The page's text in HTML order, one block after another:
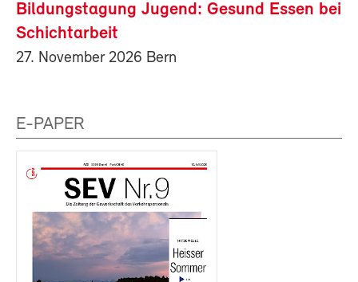
Bildungstagung Jugend: Gesund Essen bei
Schichtarbeit
27. November 2026 Bern
E-PAPER